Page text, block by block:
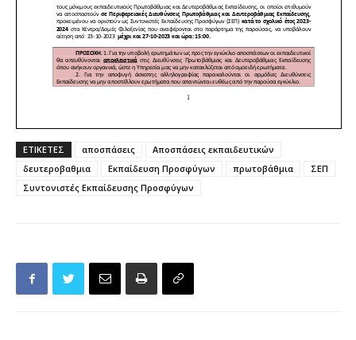
ΕΤΙΚΕΤΕΣ αποσπάσεις
Αποσπάσεις εκπαιδευτικών
δευτεροβαθμια
Εκπαίδευση Προσφύγων πρωτοβάθμια
ΣΕΠ
Συντονιστές Εκπαίδευσης Προσφύγων